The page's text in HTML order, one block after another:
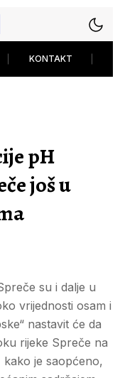
KONTAKT
pH
još u
su i dalje u
vrijednosti osam i
nastavit će da
rijeke Spreče na
kako je saopćeno,